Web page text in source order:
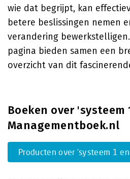
wie dat begrijpt, kan
betere beslissingen nemen
verandering
pagina bieden samen een
overzicht van dit
Boeken over 'systeem
Managementboek.nl
Producten over 'systeem 1